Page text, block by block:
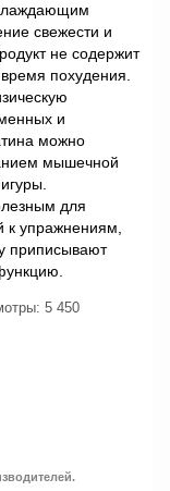
свежести и
не содержит
похудения.
и
можно
мышечной
для
к упражнениям,
приписывают
5 450